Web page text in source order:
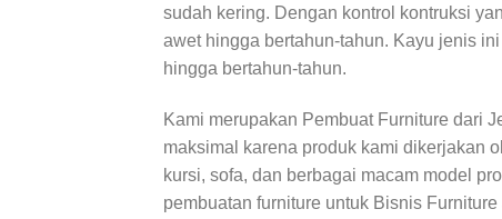
sudah kering. Dengan kontrol kontruksi
awet hingga bertahun-tahun. Kayu jenis
hingga bertahun-tahun.
Kami merupakan Pembuat Furniture dari
maksimal karena produk kami dikerjakan
kursi, sofa, dan berbagai macam model
pembuatan furniture untuk Bisnis Furniture